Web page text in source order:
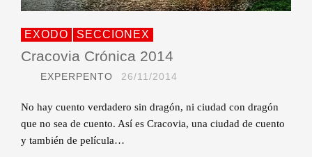
EXODO SECCIONEX
Cracovia Crónica 2014
EXPERPENTO 26/11/2014
No hay cuento verdadero sin dragón, ni ciudad con dragón
que no sea de cuento. Así es Cracovia, una ciudad de cuento
y también de película…